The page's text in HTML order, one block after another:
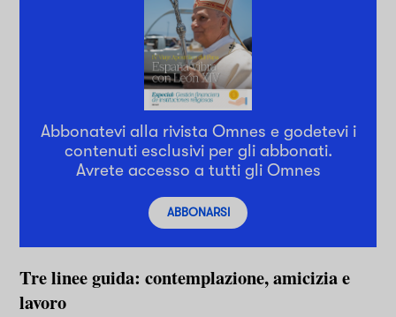
Abbonatevi alla rivista Omnes e godetevi i
contenuti esclusivi per gli abbonati.
Avrete accesso a tutti gli Omnes
ABBONARSI
Tre linee guida: contemplazione, amicizia e
lavoro